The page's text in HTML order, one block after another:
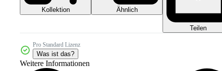
Kollektion Ähnlich
Teilen
Pro Standard Lizenz
Was ist das?
Weitere Informationen